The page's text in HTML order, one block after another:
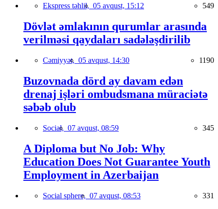
Ekspress təhlil, 05 avqust, 15:12 549
Dövlət əmlakının qurumlar arasında
verilməsi qaydaları sadələşdirilib
Cəmiyyət, 05 avqust, 14:30 1190
Buzovnada dörd ay davam edən
drenaj işləri ombudsmana müraciətə
səbəb olub
Social, 07 avqust, 08:59 345
A Diploma but No Job: Why
Education Does Not Guarantee Youth
Employment in Azerbaijan
Social sphere, 07 avqust, 08:53 331